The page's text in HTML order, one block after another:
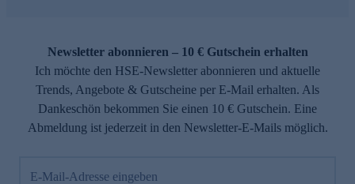
Newsletter abonnieren – 10 € Gutschein erhalten
Ich möchte den HSE-Newsletter abonnieren und aktuelle
Trends, Angebote & Gutscheine per E-Mail erhalten. Als
Dankeschön bekommen Sie einen 10 € Gutschein. Eine
Abmeldung ist jederzeit in den Newsletter-E-Mails möglich.
E-Mail-Adresse eingeben